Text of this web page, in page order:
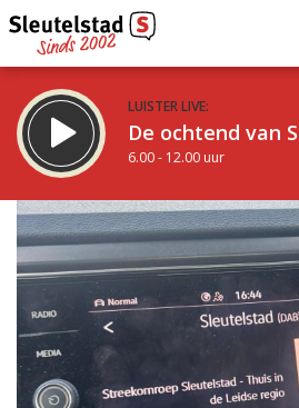
LUISTER LIVE:
De ochtend van
6.00 - 12.00 uur
STRAKS:
De middag van Sleutelstad
12.00 - 17.00 uur
Vorig uur
uur 1 van 0